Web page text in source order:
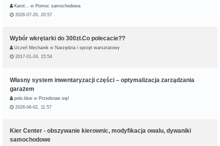
Karol… w Pomoc samochodowa
2026-07-20, 20:57
Wybór wkrętarki do 300zł.Co polecacie??
Uczeń Mechanik w Narzędzia i sprzęt warsztatowy
2017-01-24, 15:54
Własny system inwentaryzacji części – optymalizacja zarządzania
garażem
polo.blue w Przedstaw się!
2026-06-02, 11:57
Kier Center - obszywanie kierownic, modyfikacja owalu, dywaniki
samochodowe